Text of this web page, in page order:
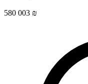
580 003 ₪